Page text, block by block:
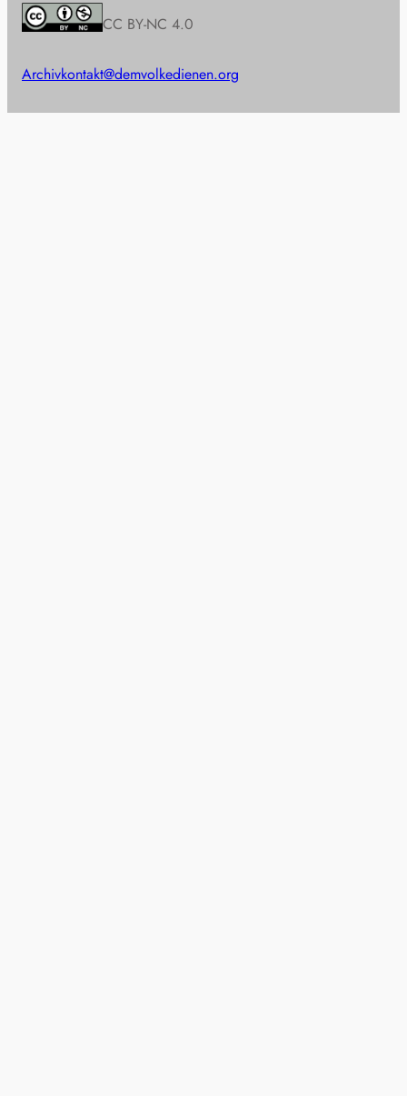
CC BY-NC 4.0
Archivkontakt@demvolkedienen.org